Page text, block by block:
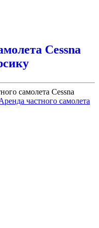
Cessna
самолета Cessna
частного самолета